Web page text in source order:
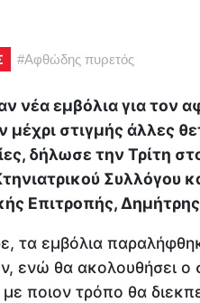
#Αφθώδης πυρετός
νέα εμβόλια για τον
μέχρι στιγμής άλλες
δήλωσε την Τρίτη
Συλλόγου
Επιτροπής,
τα εμβόλια
ενώ θα ακολουθήσει ο
με ποιον τρόπο θα